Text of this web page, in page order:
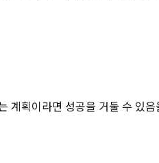
계획이라면 성공을 거둘 수 있